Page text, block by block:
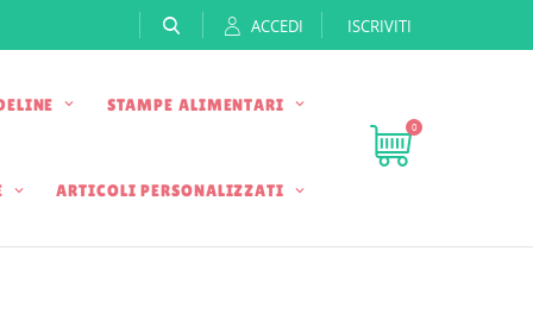
ACCEDI ISCRIVITI
STAMPE ALIMENTARI
ARTICOLI PERSONALIZZATI
0